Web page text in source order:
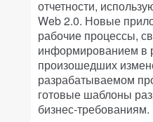
отчетности,
Web 2.0. Новые
рабочие процессы,
информированием в
произошедших
разрабатываемом
готовые шаблоны
бизнес-требованиям.